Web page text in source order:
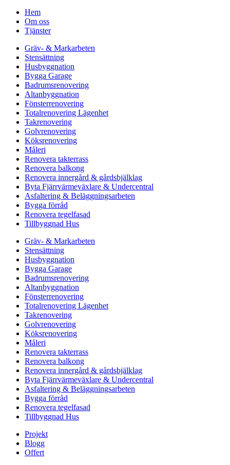
Hem
Om oss
Tjänster
Gräv- & Markarbeten
Stensättning
Husbyggnation
Bygga Garage
Badrumsrenovering
Altanbyggnation
Fönsterrenovering
Totalrenovering Lägenhet
Takrenovering
Golvrenovering
Köksrenovering
Måleri
Renovera takterrass
Renovera balkong
Renovera innergård & gårdsbjälklag
Byta Fjärrvärmeväxlare & Undercentral
Asfaltering & Beläggningsarbeten
Bygga förråd
Renovera tegelfasad
Tillbyggnad Hus
Gräv- & Markarbeten
Stensättning
Husbyggnation
Bygga Garage
Badrumsrenovering
Altanbyggnation
Fönsterrenovering
Totalrenovering Lägenhet
Takrenovering
Golvrenovering
Köksrenovering
Måleri
Renovera takterrass
Renovera balkong
Renovera innergård & gårdsbjälklag
Byta Fjärrvärmeväxlare & Undercentral
Asfaltering & Beläggningsarbeten
Bygga förråd
Renovera tegelfasad
Tillbyggnad Hus
Projekt
Blogg
Offert